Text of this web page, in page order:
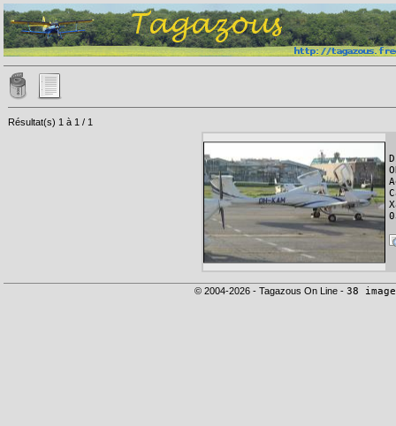
Résultat(s) 1 à 1 / 1
© 2004-2026 - Tagazous On Line - 38